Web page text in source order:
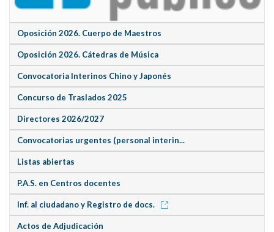
Oposición 2026. Cuerpo de Maestros
Oposición 2026. Cátedras de Música
Convocatoria Interinos Chino y Japonés
Concurso de Traslados 2025
Directores 2026/2027
Convocatorias urgentes (personal interin...
Listas abiertas
P.A.S. en Centros docentes
Inf. al ciudadano y Registro de docs.
Actos de Adjudicación